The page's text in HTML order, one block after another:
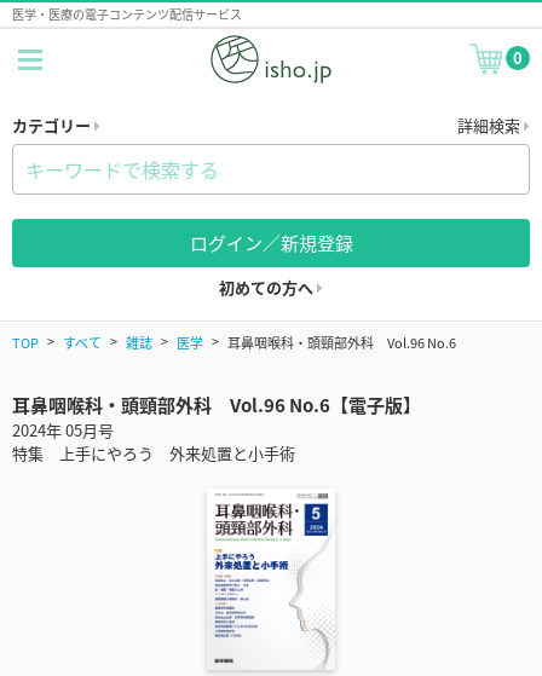
医学・医療の電子コンテンツ配信サービス
0
カテゴリー 詳細検索
ログイン／新規登録
初めての方へ
TOP すべて 雑誌 医学 耳鼻咽喉科・頭頸部外科 Vol.96 No.6
耳鼻咽喉科・頭頸部外科 Vol.96 No.6【電子版】
2024年 05月号
特集 上手にやろう 外来処置と小手術